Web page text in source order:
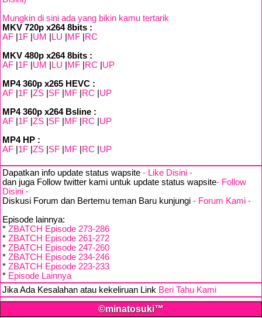
Mungkin di sini ada yang bikin kamu tertarik
MKV 720p x264 8bits :
AF 1F UM LU MF
RC
MKV 480p x264 8bits :
AF 1F UM LU MF RC
UP
MP4 360p x265 HEVC :
AF 1F ZS SF MF RC
UP
MP4 360p x264 Bsline :
AF 1F ZS SF MF RC
UP
MP4 HP :
AF 1F ZS SF MF RC UP
Dapatkan info update status wapsite - Like Disini -
dan juga Follow twitter kami untuk update status wapsite- Follow
Disini -
Diskusi Forum dan Bertemu teman Baru kunjungi - Forum Kami -
Episode lainnya:
* ZBATCH Episode 273-286
* ZBATCH Episode 261-272
* ZBATCH Episode 247-260
* ZBATCH Episode 234-246
* ZBATCH Episode 223-233
* Episode Lainnya
Jika Ada Kesalahan atau kekeliruan Link Beri Tahu Kami
©minatosuki™